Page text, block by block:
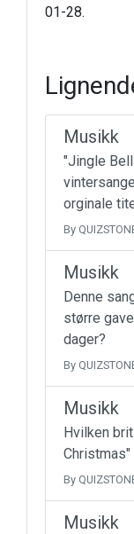
01-28.
Musikk
"Jingle
orginale
By
Musikk
Denne
større
dager?
By
Musikk
Hvilken
Christmas"
By
Musikk